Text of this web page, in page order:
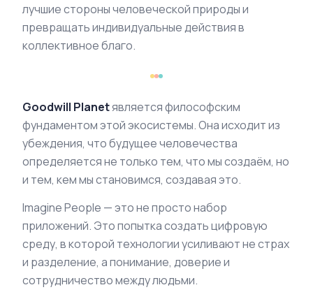
лучшие стороны человеческой природы и
превращать индивидуальные действия в
коллективное благо.
Goodwill Planetявляется философским
фундаментом этой экосистемы. Она исходит из
убеждения, что будущее человечества
определяется не только тем, что мы создаём, но
и тем, кем мы становимся, создавая это.
Imagine People — это не просто набор
приложений. Это попытка создать цифровую
среду, в которой технологии усиливают не страх
и разделение, а понимание, доверие и
сотрудничество между людьми.